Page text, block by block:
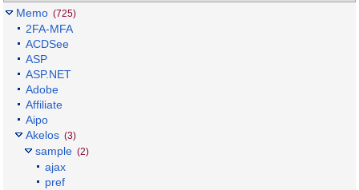
Memo (725)
2FA-MFA
ACDSee
ASP
ASP.NET
Adobe
Affiliate
Aipo
Akelos (3)
sample (2)
ajax
pref